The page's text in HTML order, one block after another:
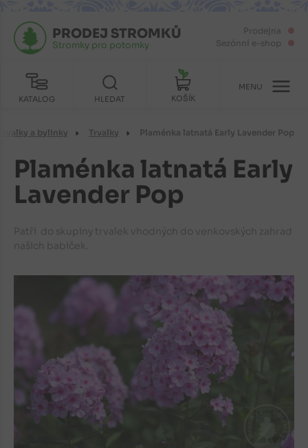
Prodejna
Sezónní e-shop
KATALOG
PRODEJ STROMKŮ
Stromky pro potomky
HLEDAT KOŠÍK
MENU
a bylinky Trvalky Plaménka latnatá Early Lavender Pop
Plaménka latnatá Early
Lavender Pop
Patří do skupiny trvalek vhodných do venkovských zahrad
našich babiček.